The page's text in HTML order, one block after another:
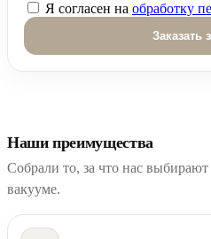
Оставьте это поле пустым.
Я согласен на обработку
Наши преимущества
Собрали то, за что нас
вакууме.